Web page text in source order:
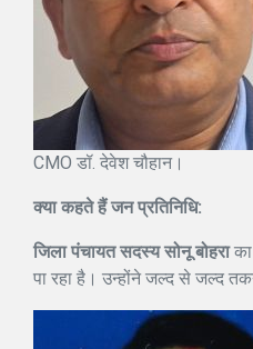
CMO डॉ. देवेश चौहान।
क्या कहते हैं जन प्रतिनिधि:
जिला पंचायत सदस्य सोनू बोहराका
पा रहा है। उन्होंने जल्द से जल्द